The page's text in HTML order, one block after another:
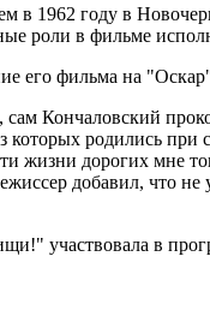
в 1962 году в
роли в фильме
его фильма на
Кончаловский
родились при
жизни дорогих
добавил, что не
участвовала в